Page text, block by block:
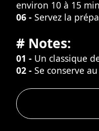
environ 10 à 15
06 - Servez la
# Notes:
01 - Un classique
02 - Se conserve